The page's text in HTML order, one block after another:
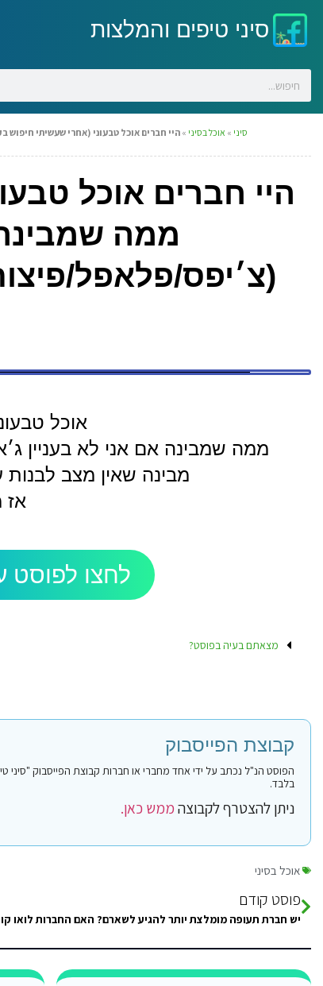
סיני טיפים והמלצות
סיני » אוכל בסיני » היי חברים אוכל טבעוני (אחרי שעשיתי חיפוש
היי חברים אוכל
ממה שמבינה
(צ׳יפס/פלאפל/
אוכל
ממה שמבינה אם אני לא בעניין
מבינה שאין מצב
אז
לחצו לפוסט
מצאתם בעיה בפוסט?
קבוצת הפייסבוק
בלבד.
ניתן להצטרף לקבוצהממש כאן.
אוכל בסיני
פוסט קודם
יש חברת תעופה מומלצת יותר להגיע לשארם? האם החברות לואו